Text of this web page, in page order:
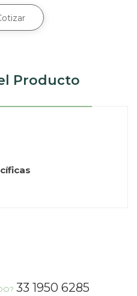
Producto
33 1950 6285